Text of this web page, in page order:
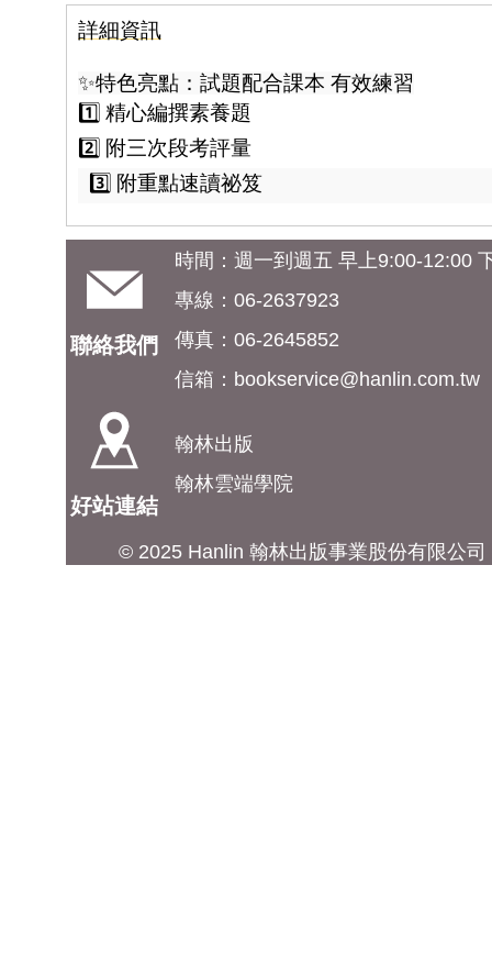
詳細資訊
✨特色亮點：試題配合課本 有效練習
1️⃣ 精心編撰素養題
2️⃣ 附三次段考評量
3️⃣ 附重點速讀祕笈
聯絡我們
時間：週一到週五 早上9:00-12:00
專線：06-2637923
傳真：06-2645852
信箱： bookservice@hanlin.com.tw
好站連結
翰林出版
翰林雲端學院
© 2025 Hanlin 翰林出版事業股份有限公司